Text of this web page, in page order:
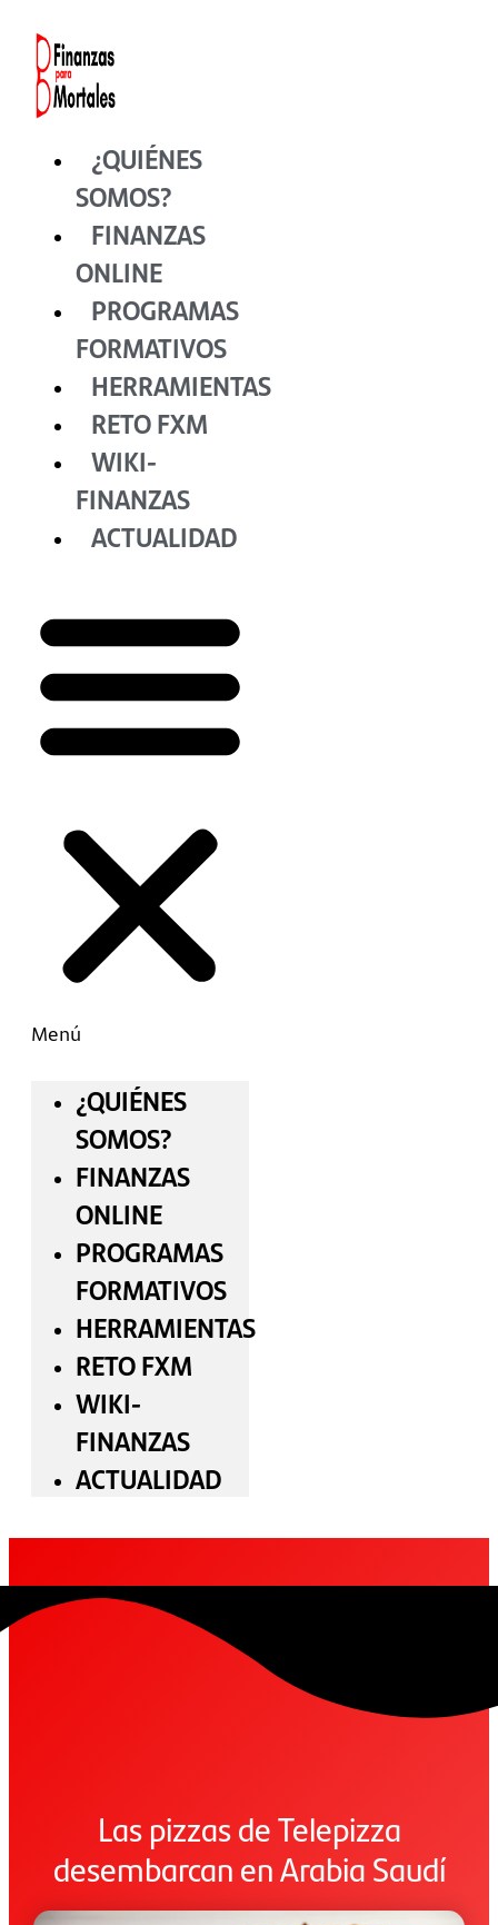
contenido
¿QUIÉNES
SOMOS?
FINANZAS
ONLINE
PROGRAMAS
FORMATIVOS
HERRAMIENTAS
RETO FXM
WIKI-
FINANZAS
ACTUALIDAD
Menú
¿QUIÉNES
SOMOS?
FINANZAS
ONLINE
PROGRAMAS
FORMATIVOS
HERRAMIENTAS
RETO FXM
WIKI-
FINANZAS
ACTUALIDAD
Las pizzas de Telepizza
desembarcan en Arabia Saudí